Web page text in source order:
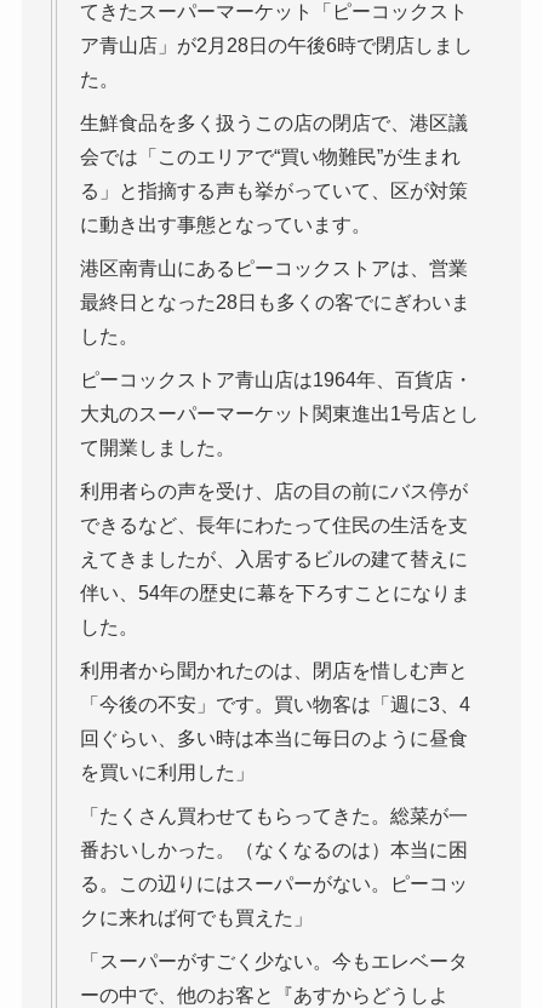
てきたスーパーマーケット「ピーコックスト
ア青山店」が2月28日の午後6時で閉店しまし
た。
生鮮食品を多く扱うこの店の閉店で、港区議
会では「このエリアで“買い物難民”が生まれ
る」と指摘する声も挙がっていて、区が対策
に動き出す事態となっています。
港区南青山にあるピーコックストアは、営業
最終日となった28日も多くの客でにぎわいま
した。
ピーコックストア青山店は1964年、百貨店・
大丸のスーパーマーケット関東進出1号店とし
て開業しました。
利用者らの声を受け、店の目の前にバス停が
できるなど、長年にわたって住民の生活を支
えてきましたが、入居するビルの建て替えに
伴い、54年の歴史に幕を下ろすことになりま
した。
利用者から聞かれたのは、閉店を惜しむ声と
「今後の不安」です。買い物客は「週に3、4
回ぐらい、多い時は本当に毎日のように昼食
を買いに利用した」
「たくさん買わせてもらってきた。総菜が一
番おいしかった。（なくなるのは）本当に困
る。この辺りにはスーパーがない。ピーコッ
クに来れば何でも買えた」
「スーパーがすごく少ない。今もエレベータ
ーの中で、他のお客と『あすからどうしよ